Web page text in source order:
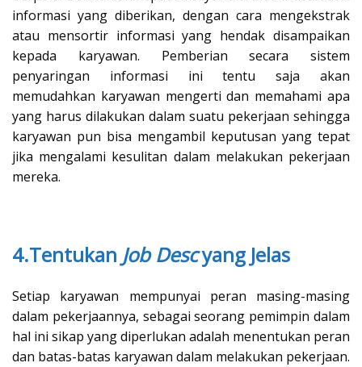
informasi yang diberikan, dengan cara mengekstrak
atau mensortir informasi yang hendak disampaikan
kepada karyawan. Pemberian secara sistem
penyaringan informasi ini tentu saja akan
memudahkan karyawan mengerti dan memahami apa
yang harus dilakukan dalam suatu pekerjaan sehingga
karyawan pun bisa mengambil keputusan yang tepat
jika mengalami kesulitan dalam melakukan pekerjaan
mereka.
4.Tentukan Job Descyang Jelas
Setiap karyawan mempunyai peran masing-masing
dalam pekerjaannya, sebagai seorang pemimpin dalam
hal ini sikap yang diperlukan adalah menentukan peran
dan batas-batas karyawan dalam melakukan pekerjaan.